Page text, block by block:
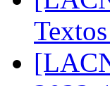
Textos